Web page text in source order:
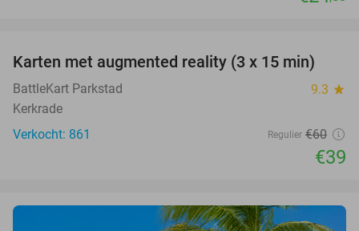
35%
Karten met augmented reality (3 x 15 min)
BattleKart Parkstad 9.3 star
Kerkrade
Verkocht: 861
Regulier €60
€39